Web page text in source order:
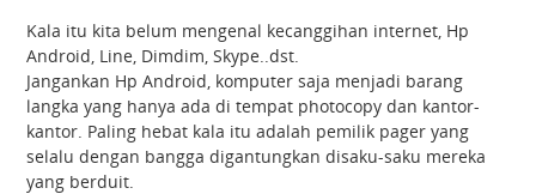
Kala itu kita belum mengenal kecanggihan internet, Hp
Android, Line, Dimdim, Skype..dst.
Jangankan Hp Android, komputer saja menjadi barang
langka yang hanya ada di tempat photocopy dan kantor-
kantor. Paling hebat kala itu adalah pemilik pager yang
selalu dengan bangga digantungkan disaku-saku mereka
yang berduit.